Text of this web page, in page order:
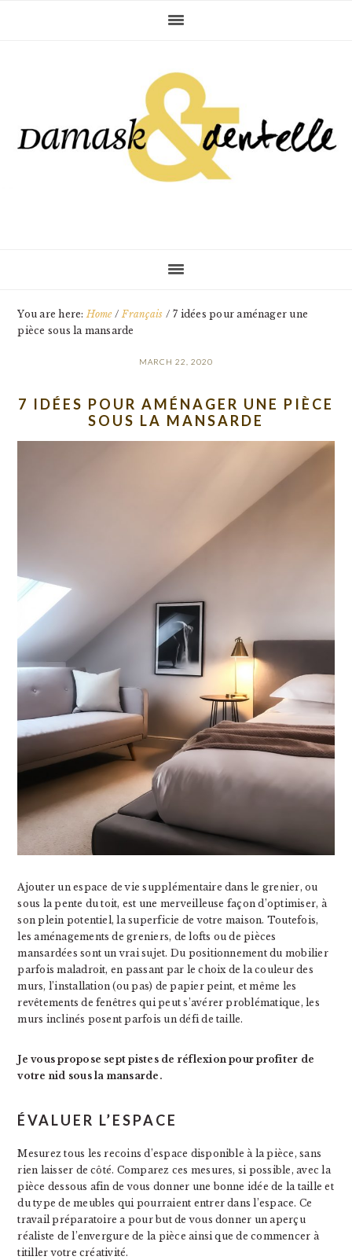
You are here:Home / Français / 7 idées pour aménager une
pièce sous la mansarde
MARCH 22, 2020
7 IDÉES POUR AMÉNAGER UNE PIÈCE
SOUS LA MANSARDE
Ajouter un espace de vie supplémentaire dans le grenier, ou
sous la pente du toit, est une merveilleuse façon d’optimiser, à
son plein potentiel, la superficie de votre maison. Toutefois,
les aménagements de greniers, de lofts ou de pièces
mansardées sont un vrai sujet. Du positionnement du mobilier
parfois maladroit, en passant par le choix de la couleur des
murs, l’installation (ou pas) de papier peint, et même les
revêtements de fenêtres qui peut s’avérer problématique, les
murs inclinés posent parfois un défi de taille.
Je vous propose sept pistes de réflexion pour profiter de
votre nid sous la mansarde.
ÉVALUER L’ESPACE
Mesurez tous les recoins d’espace disponible à la pièce, sans
rien laisser de côté. Comparez ces mesures, si possible, avec la
pièce dessous afin de vous donner une bonne idée de la taille et
du type de meubles qui pourraient entrer dans l’espace. Ce
travail préparatoire a pour but de vous donner un aperçu
réaliste de l’envergure de la pièce ainsi que de commencer à
titiller votre créativité.